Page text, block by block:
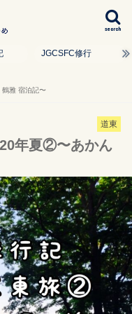
search
JGCSFC修行
雅 宿泊記〜
道東
年夏②〜あかん